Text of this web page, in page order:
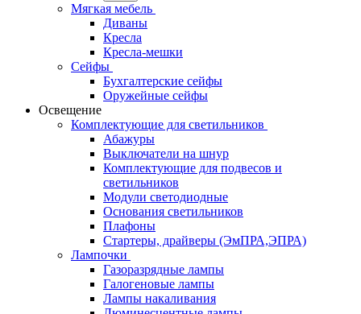
Мягкая мебель
Диваны
Кресла
Кресла-мешки
Сейфы
Бухгалтерские сейфы
Оружейные сейфы
Освещение
Комплектующие для светильников
Абажуры
Выключатели на шнур
Комплектующие для подвесов и
светильников
Модули светодиодные
Основания светильников
Плафоны
Стартеры, драйверы (ЭмПРА,ЭПРА)
Лампочки
Газоразрядные лампы
Галогеновые лампы
Лампы накаливания